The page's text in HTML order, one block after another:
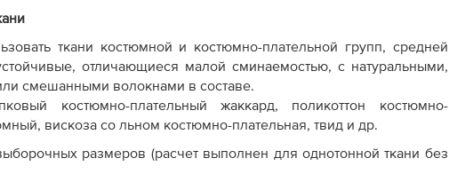
ткани костюмной и костюмно-плательной групп, средней
отличающиеся малой сминаемостью, с натуральными,
смешанными волокнами в составе.
костюмно-плательный жаккард, поликоттон костюмно-
вискоза со льном костюмно-плательная, твид и др.
размеров (расчет выполнен для однотонной ткани без